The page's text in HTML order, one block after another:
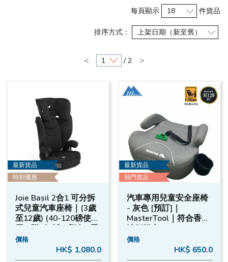
每頁顯示 件貨品
排序方式：
< / 2 >
最新貨品
特別優惠
Joie Basil 2合1 可分拆
式兒童汽車座椅｜(3歲
至12歲) (40-120磅使
用) (附2杯托) -顏色- 黑
色
價格
HK$ 1,080.0
最新貨品
熱門貨品
汽車專用兒童安全座椅
- 灰色 [預訂]｜
MasterTool｜符合香港
法例規定
價格
HK$ 650.0